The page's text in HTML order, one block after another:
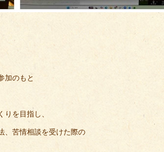
加のもと
を目指し、
、苦情相談を受けた際の